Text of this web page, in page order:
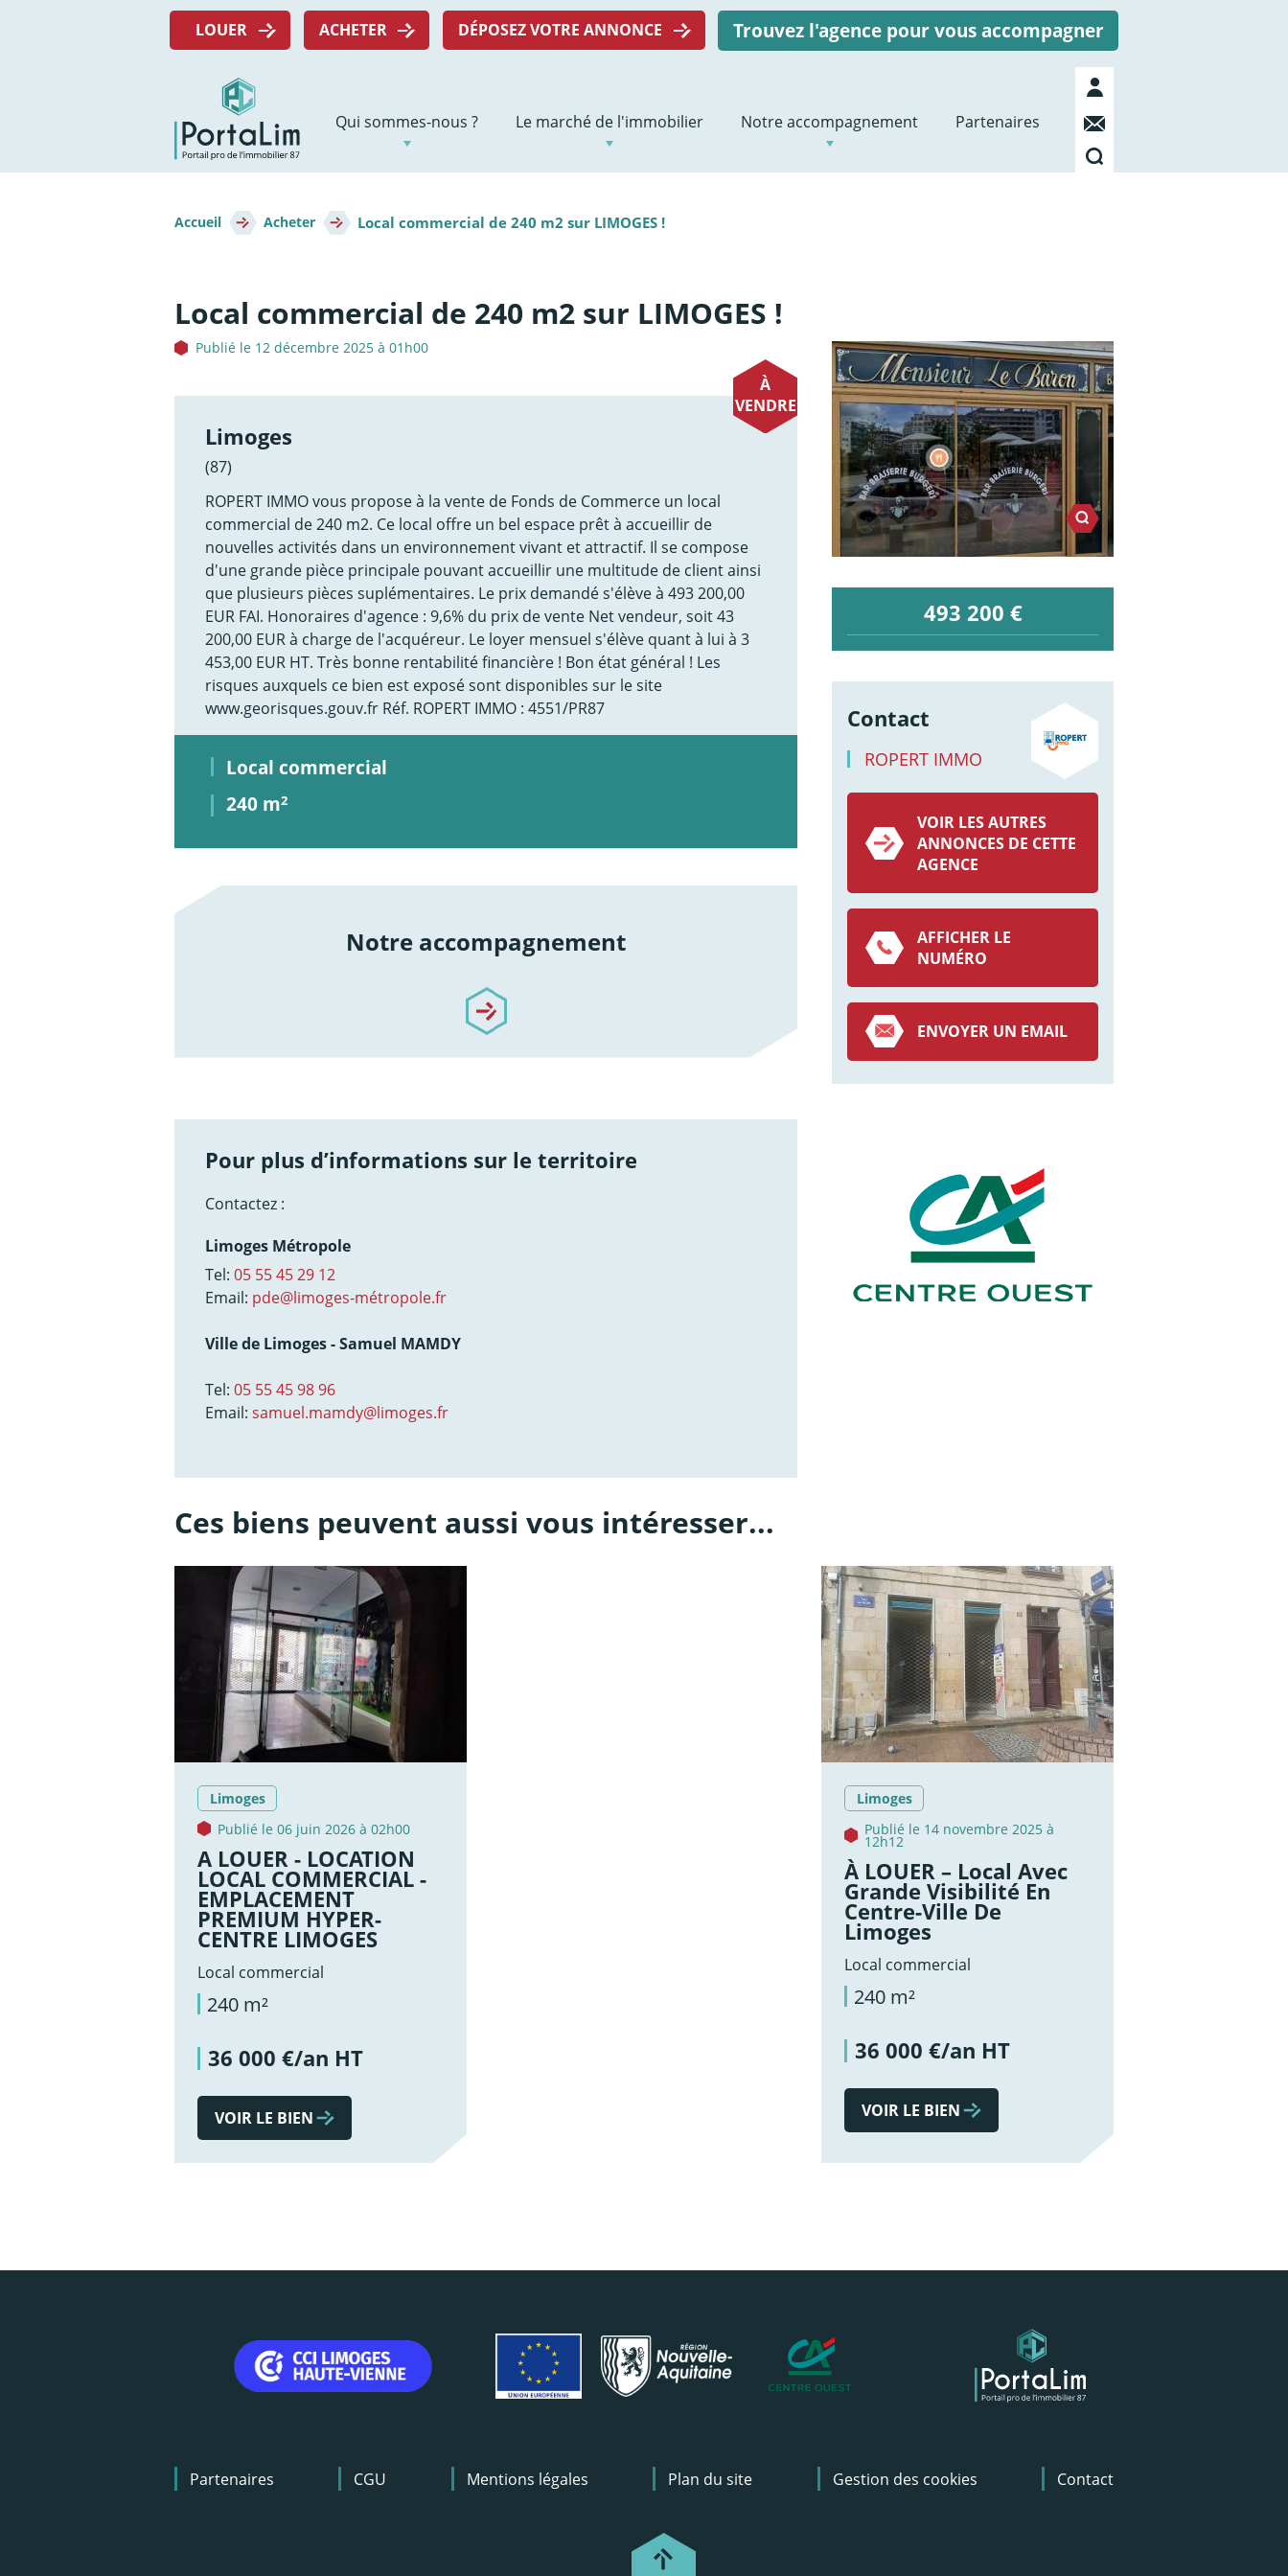
Menu
LOUER ACHETER DÉPOSEZ VOTRE ANNONCE Trouvez l'agence pour vous accompagner
Navigation
principale
Qui sommes-nous ? Le marché de l'immobilier Notre accompagnement Partenaires
Mon
compte
Contact
Recherche
d'Ariane
Accueil Acheter Local commercial de 240 m2 sur LIMOGES !
Local commercial de 240 m2 sur LIMOGES !
Publié le 12 décembre 2025 à 01h00
À
VENDRE
Limoges
(87)
ROPERT IMMO vous propose à la vente de Fonds de Commerce un local
commercial de 240 m2. Ce local offre un bel espace prêt à accueillir de
nouvelles activités dans un environnement vivant et attractif. Il se compose
d'une grande pièce principale pouvant accueillir une multitude de client ainsi
que plusieurs pièces suplémentaires. Le prix demandé s'élève à 493 200,00
EUR FAI. Honoraires d'agence : 9,6% du prix de vente Net vendeur, soit 43
200,00 EUR à charge de l'acquéreur. Le loyer mensuel s'élève quant à lui à 3
453,00 EUR HT. Très bonne rentabilité financière ! Bon état général ! Les
risques auxquels ce bien est exposé sont disponibles sur le site
www.georisques.gouv.fr Réf. ROPERT IMMO : 4551/PR87
Local commercial
240 m2
Notre accompagnement
/notre-accompagnement
Pour plus d’informations sur le territoire
Contactez :
Limoges Métropole
Tel: 05 55 45 29 12
Email: pde@limoges-métropole.fr
Ville de Limoges - Samuel MAMDY
Tel: 05 55 45 98 96
Email: samuel.mamdy@limoges.fr
493 200 €
Contact
ROPERT IMMO
VOIR LES AUTRES
ANNONCES DE CETTE
AGENCE
AFFICHER LE
NUMÉRO
ENVOYER UN EMAIL
Ces biens peuvent aussi vous intéresser...
Limoges
Publié le 06 juin 2026 à 02h00
A LOUER - LOCATION
LOCAL COMMERCIAL -
EMPLACEMENT
PREMIUM HYPER-
CENTRE LIMOGES
Local commercial
240 m²
36 000 €/an HT
VOIR LE BIEN
Limoges
Publié le 14 novembre 2025 à
12h12
À LOUER – Local Avec
Grande Visibilité En
Centre-Ville De
Limoges
Local commercial
240 m²
36 000 €/an HT
VOIR LE BIEN
Menu
Partenaires CGU Mentions légales Plan du site Gestion des cookies Contact